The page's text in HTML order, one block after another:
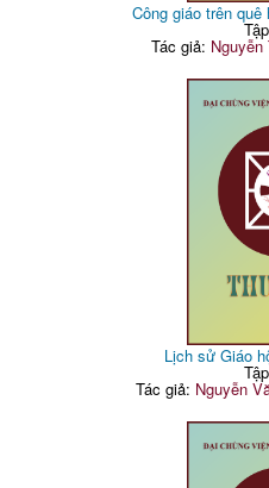
Công giáo trên
Tác giả:
Lịch sử Giáo
Tác giả: Nguyễn